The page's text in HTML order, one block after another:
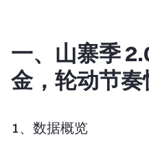
一、山寨季
金，轮动节奏
1、数据概览